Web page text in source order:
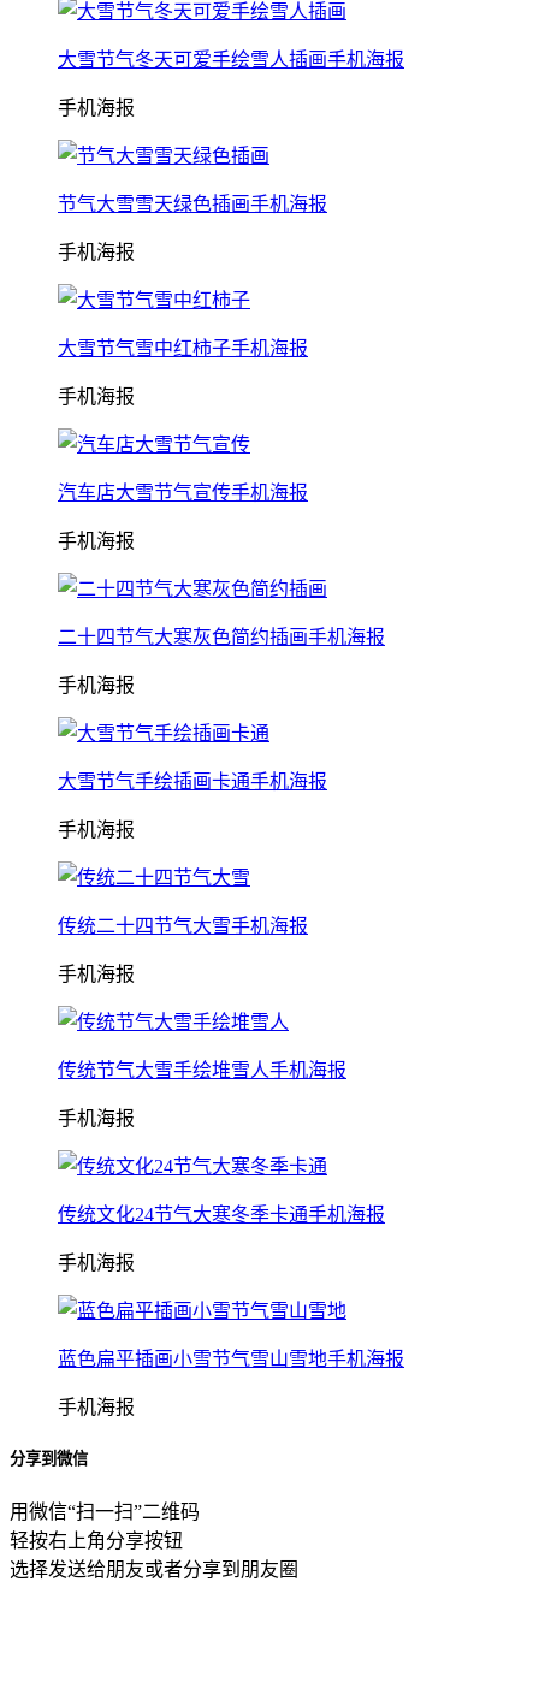
大雪节气冬天可爱手绘雪人插画手机海报
手机海报
节气大雪雪天绿色插画手机海报
手机海报
大雪节气雪中红柿子手机海报
手机海报
汽车店大雪节气宣传手机海报
手机海报
二十四节气大寒灰色简约插画手机海报
手机海报
大雪节气手绘插画卡通手机海报
手机海报
传统二十四节气大雪手机海报
手机海报
传统节气大雪手绘堆雪人手机海报
手机海报
传统文化24节气大寒冬季卡通手机海报
手机海报
蓝色扁平插画小雪节气雪山雪地手机海报
手机海报
分享到微信
用微信“扫一扫”二维码
轻按右上角分享按钮
选择发送给朋友或者分享到朋友圈